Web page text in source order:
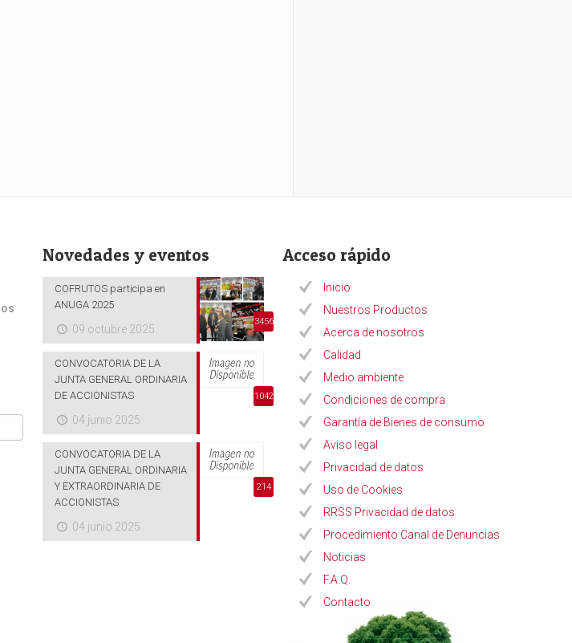
Novedades y eventos
3456
COFRUTOS participa en
ANUGA 2025
09 octubre 2025
1042
CONVOCATORIA DE LA
JUNTA GENERAL ORDINARIA
DE ACCIONISTAS
04 junio 2025
214
CONVOCATORIA DE LA
JUNTA GENERAL ORDINARIA
Y EXTRAORDINARIA DE
ACCIONISTAS
04 junio 2025
Acceso rápido
Inicio
Nuestros Productos
Acerca de nosotros
Calidad
Medio ambiente
Condiciones de compra
Garantía de Bienes de consumo
Aviso legal
Privacidad de datos
Uso de Cookies
RRSS Privacidad de datos
Procedimiento Canal de Denuncias
Noticias
F.A.Q.
Contacto